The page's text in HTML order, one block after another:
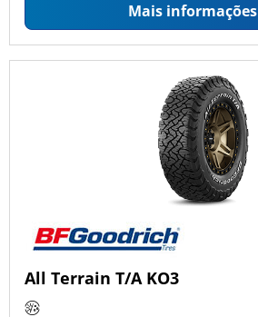
Mais informações
All Terrain T/A KO3